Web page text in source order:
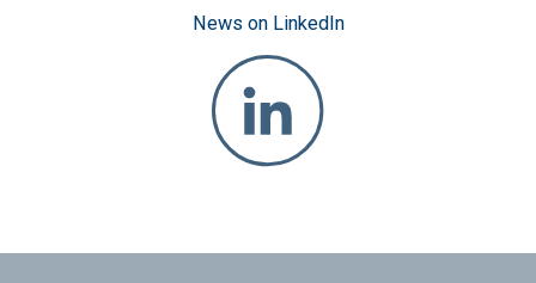
News on LinkedIn